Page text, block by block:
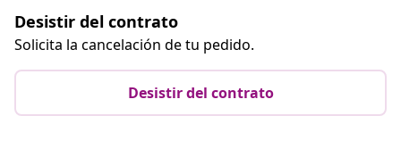
Desistir del contrato
Solicita la cancelación de tu pedido.
Desistir del contrato